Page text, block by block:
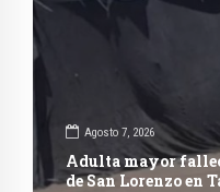
Agosto 7, 2026
Adulta mayor
de San Lorenzo en